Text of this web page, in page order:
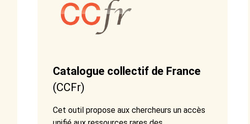
Catalogue collectif de France
(CCFr)
Cet outil propose aux chercheurs un accès